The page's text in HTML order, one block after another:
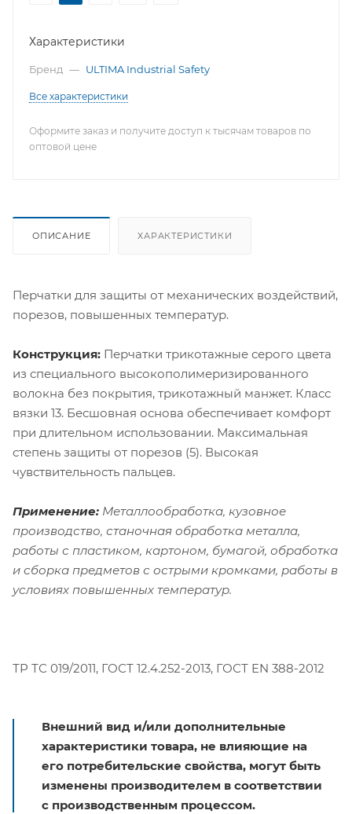
Характеристики
Бренд — ULTIMA Industrial Safety
Все характеристики
Оформите заказ и получите доступ к тысячам товаров по
оптовой цене
ОПИСАНИЕ ХАРАКТЕРИСТИКИ
Перчатки для защиты от механических воздействий,
порезов, повышенных температур.
Конструкция: Перчатки трикотажные серого цвета
из специального высокополимеризированного
волокна без покрытия, трикотажный манжет. Класс
вязки 13. Бесшовная основа обеспечивает комфорт
при длительном использовании. Максимальная
степень защиты от порезов (5). Высокая
чувствительность пальцев.
Применение: Металлообработка, кузовное
производство, станочная обработка металла,
работы с пластиком, картоном, бумагой, обработка
и сборка предметов с острыми кромками, работы в
условиях повышенных температур.
ТР ТС 019/2011, ГОСТ 12.4.252-2013, ГОСТ EN 388-2012
Внешний вид и/или дополнительные
характеристики товара, не влияющие на
его потребительские свойства, могут быть
изменены производителем в соответствии
с производственным процессом.